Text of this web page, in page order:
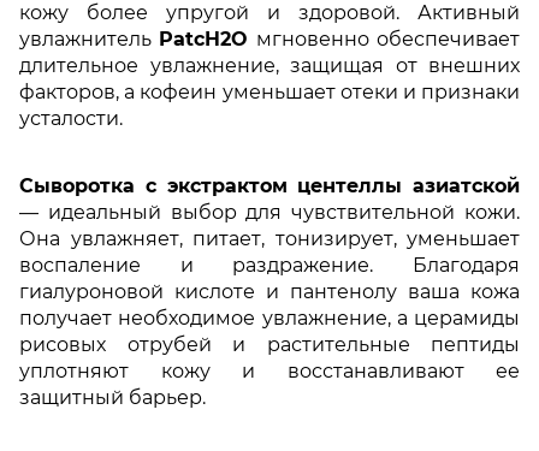
кожу более упругой и здоровой. Активный
увлажнитель PatcH2O мгновенно обеспечивает
длительное увлажнение, защищая от внешних
факторов, а кофеин уменьшает отеки и признаки
усталости.
Сыворотка с экстрактом центеллы азиатской
— идеальный выбор для чувствительной кожи.
Она увлажняет, питает, тонизирует, уменьшает
воспаление и раздражение. Благодаря
гиалуроновой кислоте и пантенолу ваша кожа
получает необходимое увлажнение, а церамиды
рисовых отрубей и растительные пептиды
уплотняют кожу и восстанавливают ее
защитный барьер.